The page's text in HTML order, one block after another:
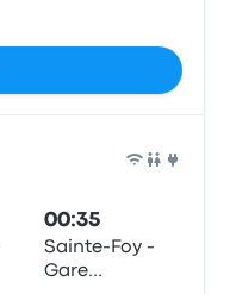
00:35
Sainte-Foy -
Gare